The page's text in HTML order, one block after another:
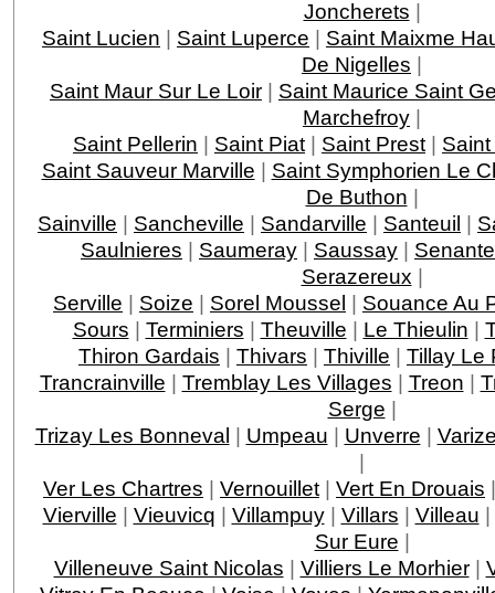
Joncherets |
Saint Lucien | Saint Luperce | Saint Maixme
De Nigelles |
Saint Maur Sur Le Loir | Saint Maurice Saint
Marchefroy |
Saint Pellerin | Saint Piat | Saint Prest |
Saint Sauveur Marville | Saint Symphorien Le
De Buthon |
Sainville | Sancheville | Sandarville | Santeuil |
Saulnieres | Saumeray | Saussay |
Serazereux |
Serville | Soize | Sorel Moussel | Souance Au
Sours | Terminiers | Theuville | Le Thieulin |
Thiron Gardais | Thivars | Thiville | Tillay Le
Trancrainville | Tremblay Les Villages | Treon |
Serge |
Trizay Les Bonneval | Umpeau | Unverre |
|
Ver Les Chartres | Vernouillet | Vert En Drouais
Vierville | Vieuvicq | Villampuy| Villars | Villeau |
Sur Eure |
Villeneuve Saint Nicolas | Villiers Le Morhier|